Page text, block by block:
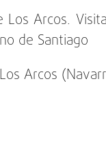
Arcos.
de Santiago
Arcos